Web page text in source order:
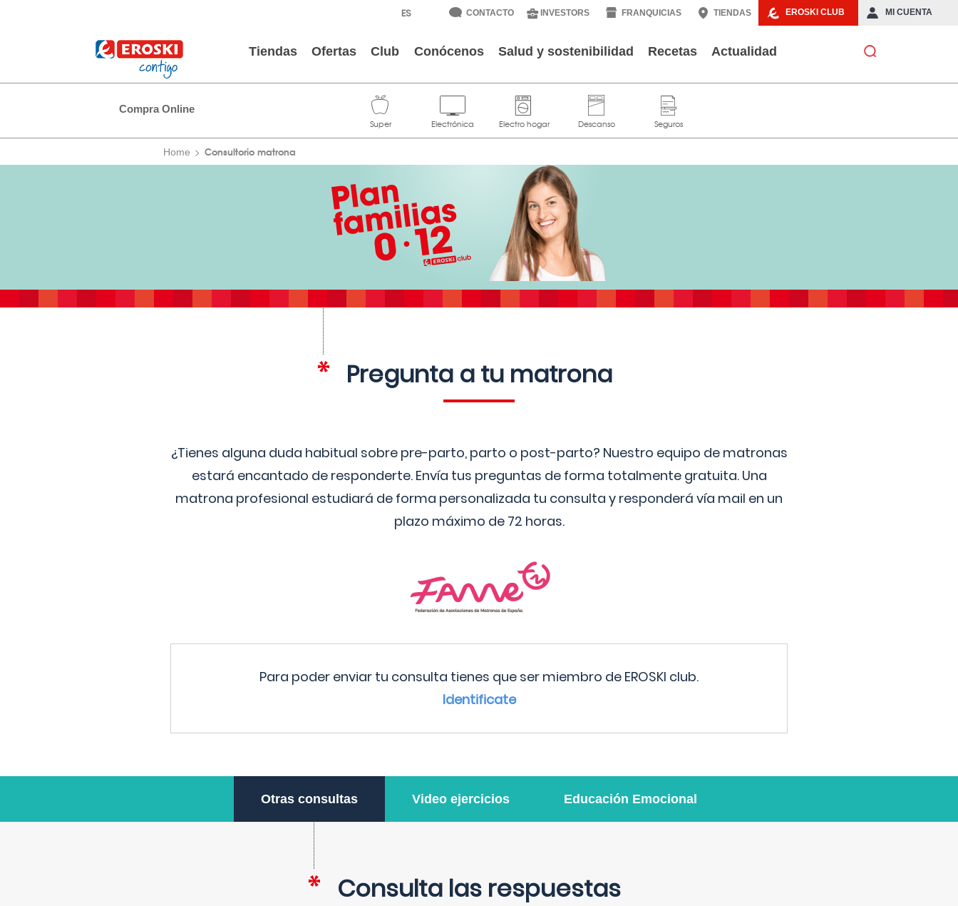
EROSKI CLUB MI CUENTA
CONTACTO INVESTORS FRANQUICIAS TIENDAS
Tiendas Ofertas Club Conócenos Salud y sostenibilidad Recetas Actualidad
Compra Online
Home Consultorio matrona
Pregunta a tu matrona
¿Tienes alguna duda habitual sobre pre-parto, parto o post-parto? Nuestro equipo de matronas
estará encantado de responderte. Envía tus preguntas de forma totalmente gratuita. Una
matrona profesional estudiará de forma personalizada tu consulta y responderá vía mail en un
plazo máximo de 72 horas.
Para poder enviar tu consulta tienes que ser miembro de EROSKI club.
Identificate
Otras consultas Video ejercicios Educación Emocional
Consulta las respuestas